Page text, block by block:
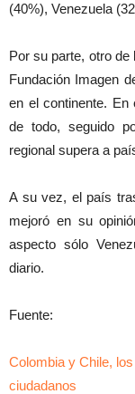
(40%), Venezuela
Por su parte, otro
Fundación Imagen
en el continente.
de todo, seguido
regional supera a
A su vez, el país
mejoró en su
aspecto sólo
diario.
Fuente:
Colombia y Chile,
ciudadanos